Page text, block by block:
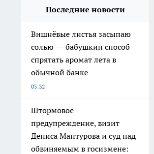
Последние новости
Вишнёвые листья засыпаю
солью — бабушкин способ
спрятать аромат лета в
обычной банке
03:32
Штормовое
предупреждение, визит
Дениса Мантурова и суд над
обвиняемым в госизмене: